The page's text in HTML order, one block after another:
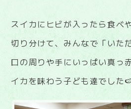
スイカにヒビが入ったら食べ
切り分けて、みんなで「いた
口の周りや手にいっぱい真っ
イカを味わう子ども達でした